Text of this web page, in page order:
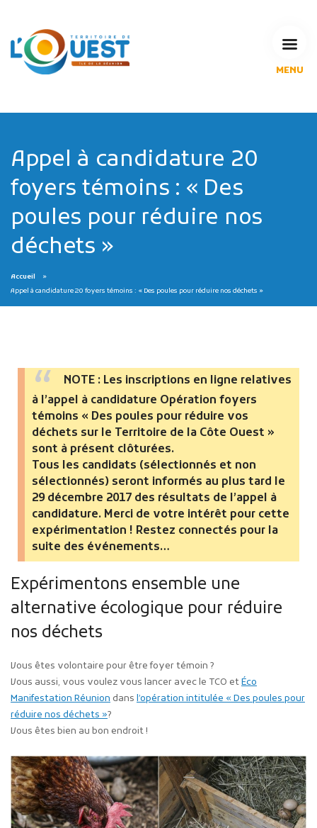
MENU
Espace Pédagogique
RECHERCHE
Publicité des actes
Marchés publics
Projets financés par l'Europe
Plans d'accès
Appel à candidature 20
foyers témoins : « Des
poules pour réduire nos
déchets »
Accueil
Appel à candidature 20 foyers témoins : « Des poules pour réduire nos déchets »
NOTE : Les inscriptions en ligne relatives
à l’appel à candidature Opération foyers
témoins « Des poules pour réduire vos
déchets sur le Territoire de la Côte Ouest »
sont à présent clôturées.
Tous les candidats (sélectionnés et non
sélectionnés) seront informés au plus tard le
29 décembre 2017 des résultats de l’appel à
candidature. Merci de votre intérêt pour cette
expérimentation ! Restez connectés pour la
suite des événements…
Expérimentons ensemble une
alternative écologique pour réduire
nos déchets
Vous êtes volontaire pour être foyer témoin ?
Vous aussi, vous voulez vous lancer avec le TCO etÉco
Manifestation Réunion dans l’opération intitulée « Des poules pour
réduire nos déchets »?
Vous êtes bien au bon endroit !